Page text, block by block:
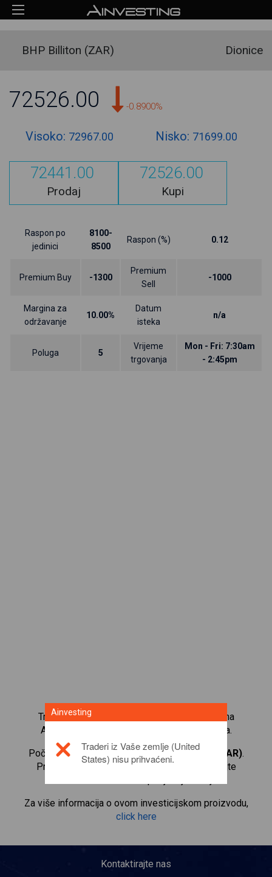
BHP Billiton (ZAR) Dionice
72526.00 -0.8900%
Visoko: 72967.00 Nisko: 71699.00
72441.00
Prodaj
72526.00
Kupi
Raspon po
jedinici
8100-
8500
Raspon (%) 0.12
Premium Buy -1300
Premium
Sell
-1000
Margina za
održavanje
10.00%
Datum
isteka
n/a
Poluga 5
Vrijeme
trgovanja
Mon - Fri: 7:30am
- 2:45pm
Trgujte s više od 1000 međunarodnih udjela na
Ainvesting platformi za trgovanje CFD-ovima.
Počnite trgovati CFD-ovima naBHP Billiton (ZAR).
Primajte kotacije u stvarnom vremenu i primajte
Za više informacija o ovom investicijskom proizvodu,
click here
Kontaktirajte nas
Ainvesting
Traderi iz Vaše zemlje (United
States) nisu prihvaćeni.